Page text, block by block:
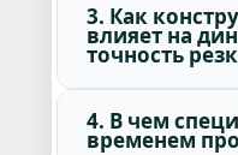
3. Как
влияет на
точность
4. В чем
временем